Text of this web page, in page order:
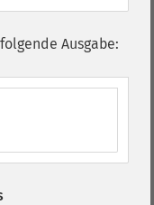
Ausgabe: